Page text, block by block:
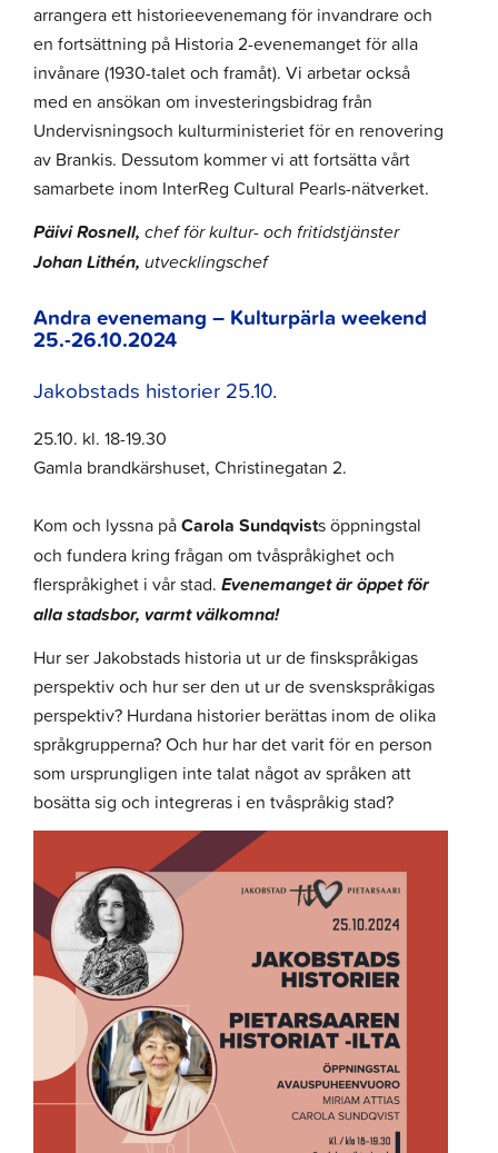
arrangera ett historieevenemang för invandrare och
en fortsättning på Historia 2-evenemanget för alla
invånare (1930-talet och framåt). Vi arbetar också
med en ansökan om investeringsbidrag från
Undervisningsoch kulturministeriet för en renovering
av Brankis. Dessutom kommer vi att fortsätta vårt
samarbete inom InterReg Cultural Pearls-nätverket.
Päivi Rosnell,chef för kultur- och fritidstjänster
Johan Lithén,utvecklingschef
Andra evenemang – Kulturpärla weekend
25.-26.10.2024
Jakobstads historier 25.10.
25.10. kl. 18-19.30
Gamla brandkärshuset, Christinegatan 2.
Kom och lyssna påCarola Sundqvists öppningstal
och fundera kring frågan om tvåspråkighet och
flerspråkighet i vår stad.Evenemanget är öppet för
alla stadsbor, varmt välkomna!
Hur ser Jakobstads historia ut ur de finskspråkigas
perspektiv och hur ser den ut ur de svenskspråkigas
perspektiv? Hurdana historier berättas inom de olika
språkgrupperna? Och hur har det varit för en person
som ursprungligen inte talat något av språken att
bosätta sig och integreras i en tvåspråkig stad?